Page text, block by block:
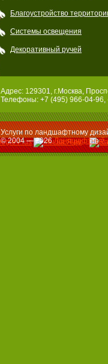
Благоустройство
Системы освещения
Декоративный ручей
Адрес: 129301, г.Москва,
Телефоны: +7 (495) 966-04-96,
Услуги по ландшафтному
© 2004 — 2026Ландшафтный